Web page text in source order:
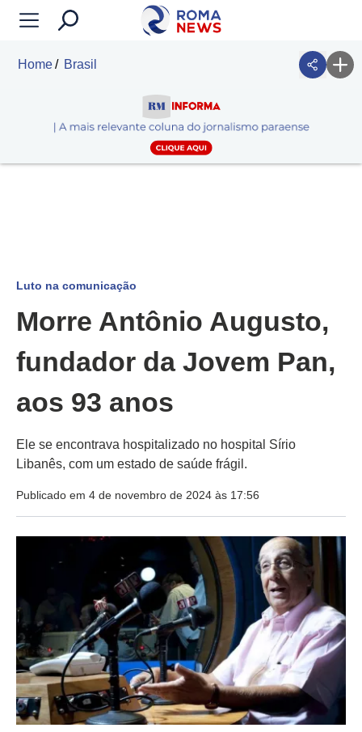
Home Brasil
Luto na comunicação
Morre Antônio Augusto,
fundador da Jovem Pan,
aos 93 anos
Ele se encontrava hospitalizado no hospital Sírio
Libanês, com um estado de saúde frágil.
Publicado em 4 de novembro de 2024 às 17:56